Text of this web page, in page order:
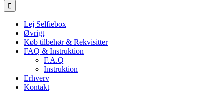
Lej Selfiebox
Øvrigt
Køb tilbehør & Rekvisitter
FAQ & Instruktion
F.A.Q
Instruktion
Erhverv
Kontakt